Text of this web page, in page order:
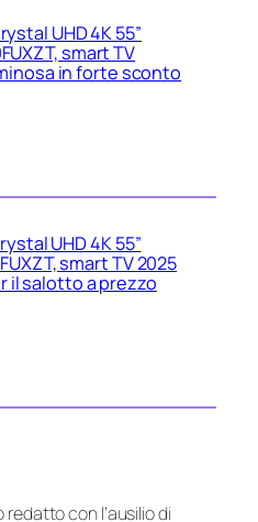
UHD 4K 55”
smart TV
in forte sconto
UHD 4K 55”
smart TV 2025
il salotto a prezzo
con l’ausilio di